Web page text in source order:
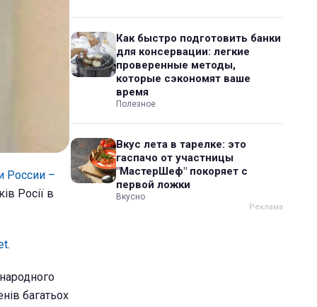
России –
Росії в
.
багатьох
Как быстро подготовить банки
для консервации: легкие
проверенные методы,
которые сэкономят ваше
время
Полезное
Вкус лета в тарелке: это
гаспачо от участницы
"МастерШеф" покоряет с
первой ложки
Вкусно